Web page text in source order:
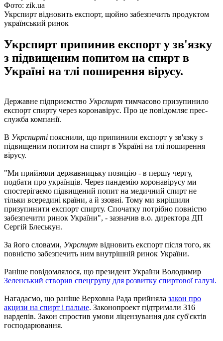
Фото: zik.ua
Укрспирт відновить експорт, щойно забезпечить продуктом
український ринок
Укрспирт припинив експорт у зв'язку
з підвищеним попитом на спирт в
Україні на тлі поширення вірусу.
Державне підприємство Укрспирт тимчасово призупинило
експорт спирту через коронавірус. Про це повідомляє прес-
служба компанії.
В Укрспирті пояснили, що припинили експорт у зв'язку з
підвищеним попитом на спирт в Україні на тлі поширення
вірусу.
"Ми прийняли державницьку позицію - в першу чергу,
подбати про українців. Через пандемію коронавірусу ми
спостерігаємо підвищений попит на медичний спирт не
тільки всередині країни, а й ззовні. Тому ми вирішили
призупинити експорт спирту. Спочатку потрібно повністю
забезпечити ринок України", - зазначив в.о. директора ДП
Сергій Блеськун.
За його словами, Укрспирт відновить експорт після того, як
повністю забезпечить ним внутрішній ринок України.
Раніше повідомлялося, що президент України Володимир
Зеленський створив спецгрупу для розвитку спиртової галузі.
Нагадаємо, що раніше Верховна Рада прийняла закон про
акцизи на спирт і пальне. Законопроект підтримали 316
нардепів. Закон спростив умови ліцензування для суб'єктів
господарювання.